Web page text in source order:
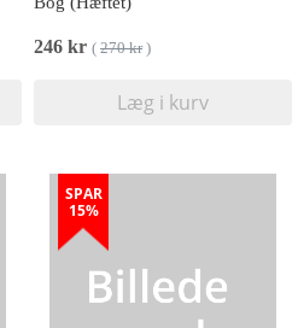
246 kr ( 270 kr)
Læg i kurv
SPAR
15%